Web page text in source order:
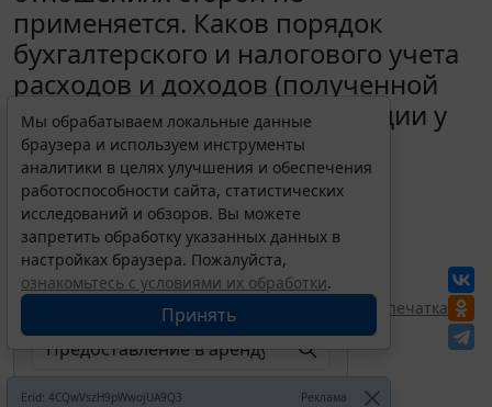
применяется. Каков порядок
бухгалтерского и налогового учета
расходов и доходов (полученной
компенсации) данной операции у
арендодателя?
14 июня 2017
Для просмотра актуального текста
документа и получения полной
информации о вступлении в силу,
изменениях и порядке применения
Интернет-версии системы ГАРАНТ:
Перепечатка
Мы обрабатываем локальные данные
браузера и используем инструменты
аналитики в целях улучшения и обеспечения
работоспособности сайта, статистических
исследований и обзоров. Вы можете
запретить обработку указанных данных в
настройках браузера. Пожалуйста,
ознакомьтесь с условиями их обработки.
Принять
Erid: 4CQwVszH9pWwojUA9Q3 Реклама